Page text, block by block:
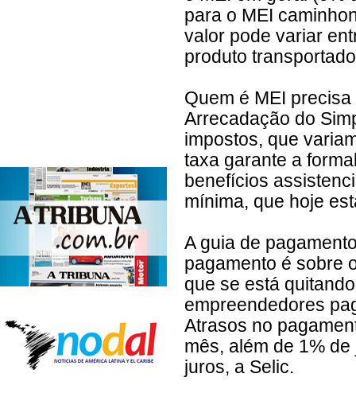
para o MEI
valor pode variar
produto
Quem é MEI
Arrecadação do
impostos, que
taxa garante a
benefícios
mínima, que hoje
A guia de
pagamento é sobre
que se está
empreendedores
Atrasos no
mês, além de 1%
juros, a Selic.